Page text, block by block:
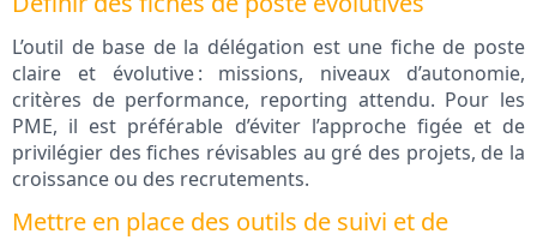
L’outil de base de la délégation est une fiche de poste
claire et évolutive : missions, niveaux d’autonomie,
critères de performance, reporting attendu. Pour les
PME, il est préférable d’éviter l’approche figée et de
privilégier des fiches révisables au gré des projets, de la
croissance ou des recrutements.
Mettre en place des outils de suivi et de